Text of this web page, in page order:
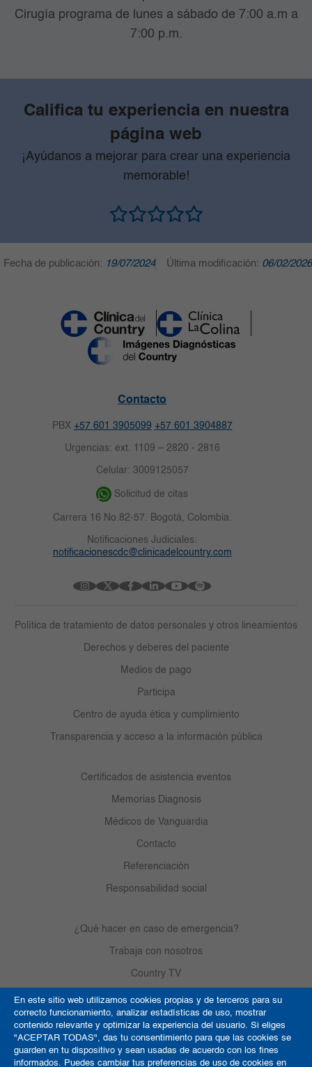
Cirugía programa de lunes a sábado de 7:00 a.m a
7:00 p.m.
Califica tu experiencia en nuestra
página web
¡Ayúdanos a mejorar para crear una experiencia
memorable!
Fecha de publicación: 19/07/2024 Última modificación: 06/02/2026
En este sitio web utilizamos cookies propias y de terceros para su
correcto funcionamiento, analizar estadísticas de uso, mostrar
contenido relevante y optimizar la experiencia del usuario. Si eliges
"ACEPTAR TODAS", das tu consentimiento para que las cookies se
guarden en tu dispositivo y sean usadas de acuerdo con los fines
informados. Puedes cambiar tus preferencias de uso de cookies en
Contacto
PBX +57 601 3905099 +57 601 3904887
Urgencias: ext. 1109 – 2820 - 2816
Celular: 3009125057
Solicitud de citas
Carrera 16 No.82-57. Bogotá, Colombia.
Notificaciones Judiciales:
notificacionescdc@clinicadelcountry.com
Política de tratamiento de datos personales y otros lineamientos
Derechos y deberes del paciente
Medios de pago
Participa
Centro de ayuda ética y cumplimiento
Transparencia y acceso a la información pública
Certificados de asistencia eventos
Memorias Diagnosis
Médicos de Vanguardia
Contacto
Referenciación
Responsabilidad social
¿Qué hacer en caso de emergencia?
Trabaja con nosotros
Country TV
Política de Cookies
Términos y condiciones
Derechos de autor